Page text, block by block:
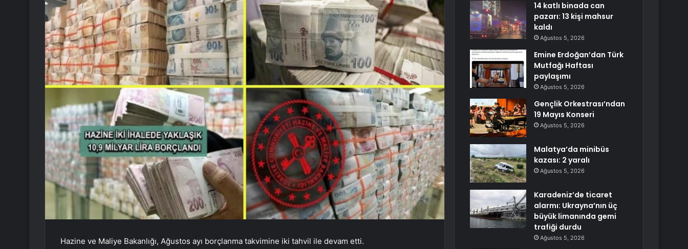
Hazine ve Maliye Bakanlığı, Ağustos ayı borçlanma takvimine iki tahvil ile devam etti.
14 katlı binada can
pazarı: 13 kişi mahsur
kaldı
Ağustos 5, 2026
Emine Erdoğan’dan Türk
Mutfağı Haftası
paylaşımı
Ağustos 5, 2026
Gençlik Orkestrası’ndan
19 Mayıs Konseri
Ağustos 5, 2026
Malatya’da minibüs
kazası: 2 yaralı
Ağustos 5, 2026
Karadeniz’de ticaret
alarmı: Ukrayna’nın üç
büyük limanında gemi
trafiği durdu
Ağustos 5, 2026